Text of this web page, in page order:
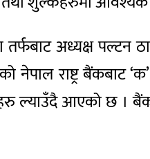
अध्यक्ष पल्टन
राष्ट्र बैंकबाट ‘क’
ल्याउँदै आएको छ ।